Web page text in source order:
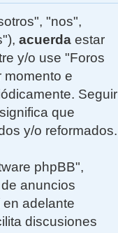
"nos",
acuerda estar
y/o use "Foros
momento e
Seguir
que
y/o reformados.
phpBB",
anuncios
adelante
discusiones